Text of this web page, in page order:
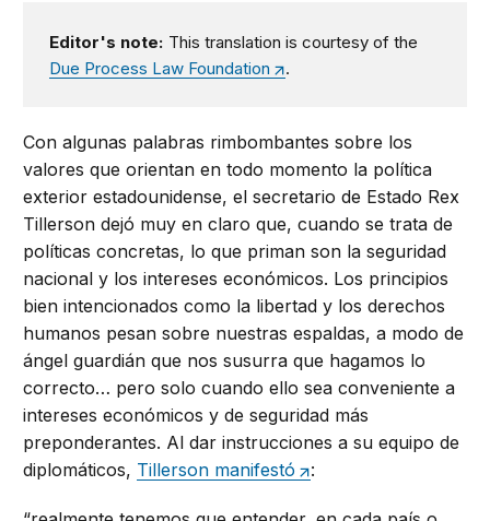
Editor's note: This translation is courtesy of the
Due Process Law Foundation
.
Con algunas palabras rimbombantes sobre los
valores que orientan en todo momento la política
exterior estadounidense, el secretario de Estado Rex
Tillerson dejó muy en claro que, cuando se trata de
políticas concretas, lo que priman son la seguridad
nacional y los intereses económicos. Los principios
bien intencionados como la libertad y los derechos
humanos pesan sobre nuestras espaldas, a modo de
ángel guardián que nos susurra que hagamos lo
correcto… pero solo cuando ello sea conveniente a
intereses económicos y de seguridad más
preponderantes. Al dar instrucciones a su equipo de
diplomáticos, Tillerson manifestó :